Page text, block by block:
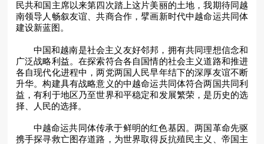
民共和国主席以来第四次踏上这片美丽的土地，我期待同越
南领导人畅叙友谊、共商合作，擘画新时代中越命运共同体
建设新蓝图。
中国和越南是社会主义友好邻邦，拥有共同理想信念和
广泛战略利益。在探索符合各自国情的社会主义道路和推进
各自现代化进程中，两党两国人民早年结下的深厚友谊不断
升华。构建具有战略意义的中越命运共同体符合两国共同利
益，有利于地区乃至世界和平稳定和发展繁荣，是历史的选
择、人民的选择。
中越命运共同体传承于鲜明的红色基因。两国革命先驱
携手探寻救亡图存道路，为世界取得反抗殖民主义、帝国主